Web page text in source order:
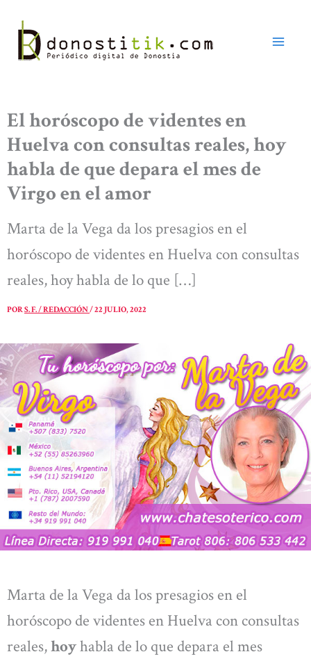
contenido
El horóscopo de videntes en
Huelva con consultas reales, hoy
habla de que depara el mes de
Virgo en el amor
Marta de la Vega da los presagios en el
horóscopo de videntes en Huelva con consultas
reales, hoy habla de lo que […]
PORS. F. / REDACCIÓN/22 JULIO, 2022
Marta de la Vega da los presagios en el
horóscopo de videntes en Huelva con consultas
reales,hoyhabla de lo que depara el mes